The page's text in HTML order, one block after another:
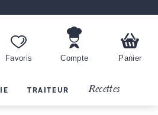
Favoris Compte Panier
TRAITEUR Recettes